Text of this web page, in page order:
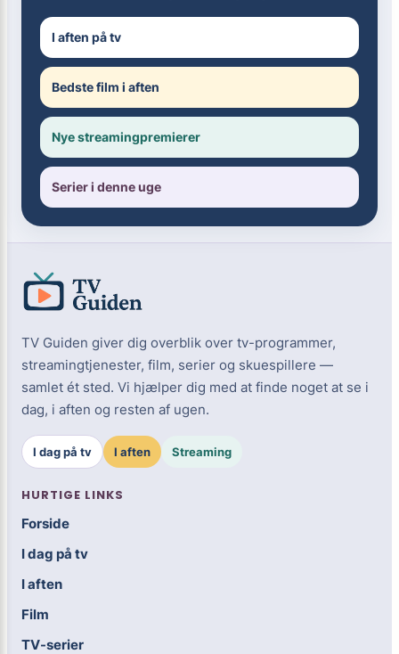
I aften på tv
Bedste film i aften
Nye streamingpremierer
Serier i denne uge
TV Guiden giver dig overblik over tv-programmer,
streamingtjenester, film, serier og skuespillere —
samlet ét sted. Vi hjælper dig med at finde noget at se i
dag, i aften og resten af ugen.
I dag på tv I aften Streaming
HURTIGE LINKS
Forside
I dag på tv
I aften
Film
TV-serier